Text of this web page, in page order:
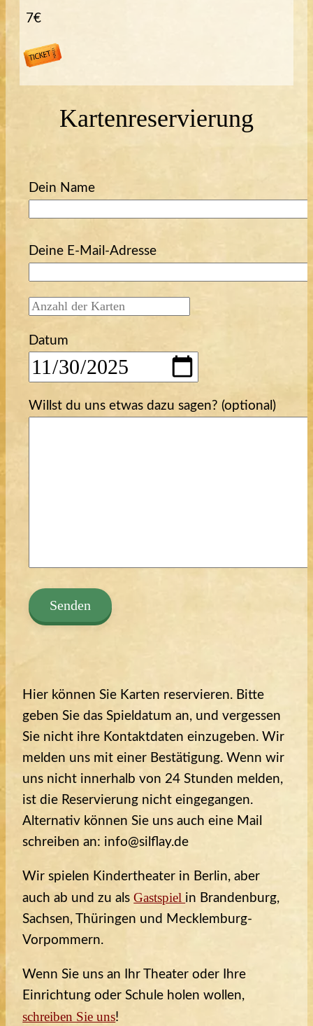
7€
Kartenreservierung
Dein Name
Deine E-Mail-Adresse
Datum
Willst du uns etwas dazu sagen? (optional)
Bitte lasse dieses Feld leer.
Hier können Sie Karten reservieren. Bitte
geben Sie das Spieldatum an, und vergessen
Sie nicht ihre Kontaktdaten einzugeben. Wir
melden uns mit einer Bestätigung. Wenn wir
uns nicht innerhalb von 24 Stunden melden,
ist die Reservierung nicht eingegangen.
Alternativ können Sie uns auch eine Mail
schreiben an: info@silflay.de
Wir spielen Kindertheater in Berlin, aber
auch ab und zu alsGastspiel in Brandenburg,
Sachsen, Thüringen und Mecklemburg-
Vorpommern.
Wenn Sie uns an Ihr Theater oder Ihre
Einrichtung oder Schule holen wollen,
schreiben Sie uns!